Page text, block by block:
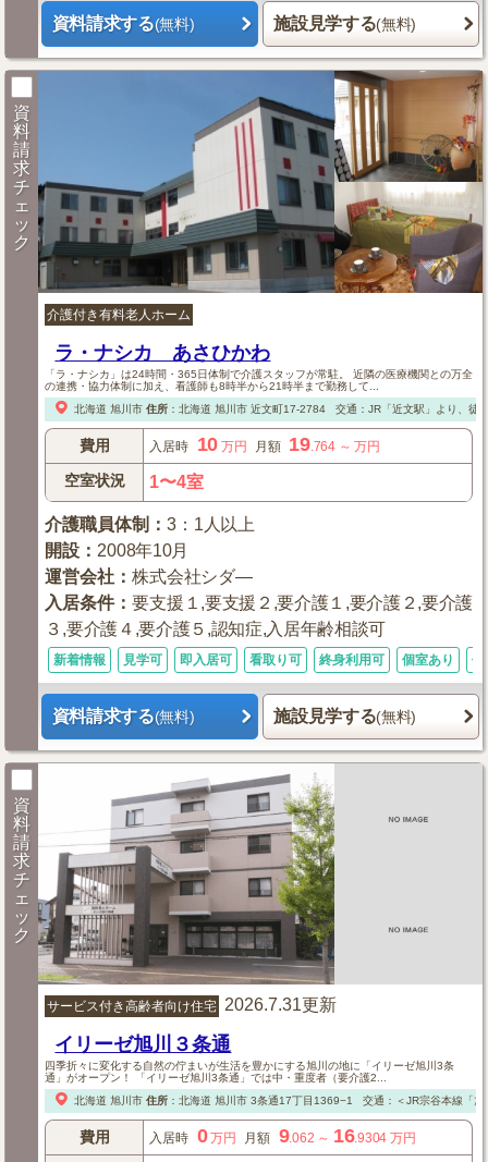
資料請求する(無料) 施設見学する(無料)
資
料
請
求
チ
ェ
ッ
ク
介護付き有料老人ホーム
ラ・ナシカ あさひかわ
「ラ・ナシカ」は24時間・365日体制で介護スタッフが常駐。 近隣の医療機関との万全
の連携・協力体制に加え、看護師も8時半から21時半まで勤務して...
北海道 旭川市 住所： 北海道 旭川市近文町17-2784 交通：JR「近文駅」より、徒
費用 入居時 10 万円 月額 19.764 ～万円
空室状況 1〜4室
介護職員体制 ：3：1人以上
開設 ： 2008年10月
運営会社 ：株式会社シダ—
入居条件：要支援１,要支援２,要介護１,要介護２,要介護
３,要介護４,要介護５,認知症,入居年齢相談可
新着情報 見学可 即入居可 看取り可 終身利用可 個室あり 体
資料請求する(無料) 施設見学する(無料)
資
料
請
求
チ
ェ
ッ
ク
サービス付き高齢者向け住宅 2026.7.31更新
イリーゼ旭川３条通
四季折々に変化する自然の佇まいが生活を豊かにする旭川の地に「イリーゼ旭川3条
通」がオープン！ 「イリーゼ旭川3条通」では中・重度者（要介護2...
北海道 旭川市 住所： 北海道 旭川市3条通17丁目1369−1 交通：＜JR宗谷本線「
費用 入居時 0万円 月額 9.062 ～ 16.9304 万円